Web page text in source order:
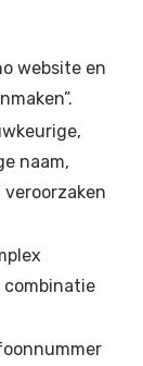
website en
naam,
combinatie